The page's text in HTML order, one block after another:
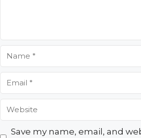
Save my name, email, and